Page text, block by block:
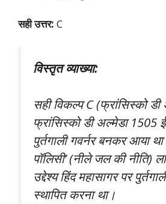
सही उत्तर: C
विस्तृत व्याख्या:
सही विकल्प C (फ्रांसिस्को
फ्रांसिस्को डी अल्मेडा 1505
पुर्तगाली गवर्नर बनकर आया
पॉलिसी’ (नीले जल की नीति)
उद्देश्य हिंद महासागर पर
स्थापित करना था।